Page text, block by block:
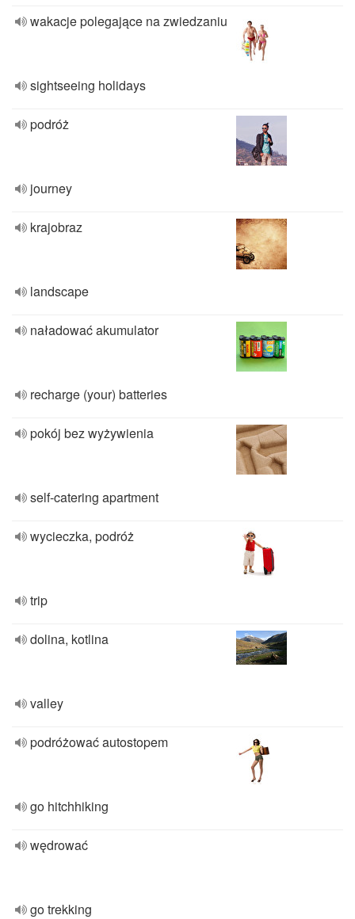
wakacje polegające na zwiedzaniu
sightseeing holidays
podróż
journey
krajobraz
landscape
naładować akumulator
recharge (your) batteries
pokój bez wyżywienia
self-catering apartment
wycieczka, podróż
trip
dolina, kotlina
valley
podróżować autostopem
go hitchhiking
wędrować
go trekking